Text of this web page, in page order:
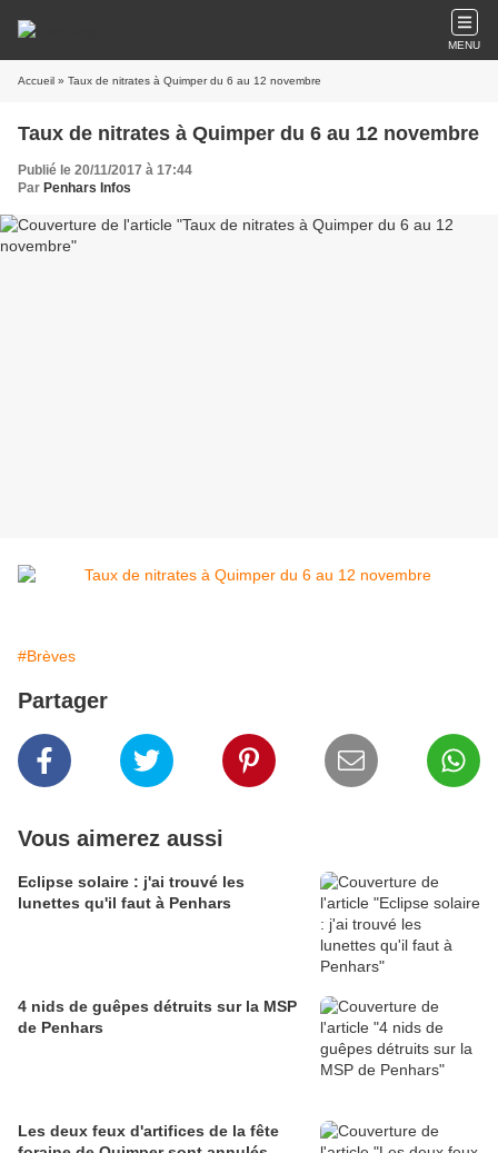
MENU
Accueil » Taux de nitrates à Quimper du 6 au 12 novembre
Taux de nitrates à Quimper du 6 au 12 novembre
Publié le 20/11/2017 à 17:44
Par Penhars Infos
#Brèves
Partager
Vous aimerez aussi
Eclipse solaire : j'ai trouvé les
lunettes qu'il faut à Penhars
4 nids de guêpes détruits sur la MSP
de Penhars
Les deux feux d'artifices de la fête